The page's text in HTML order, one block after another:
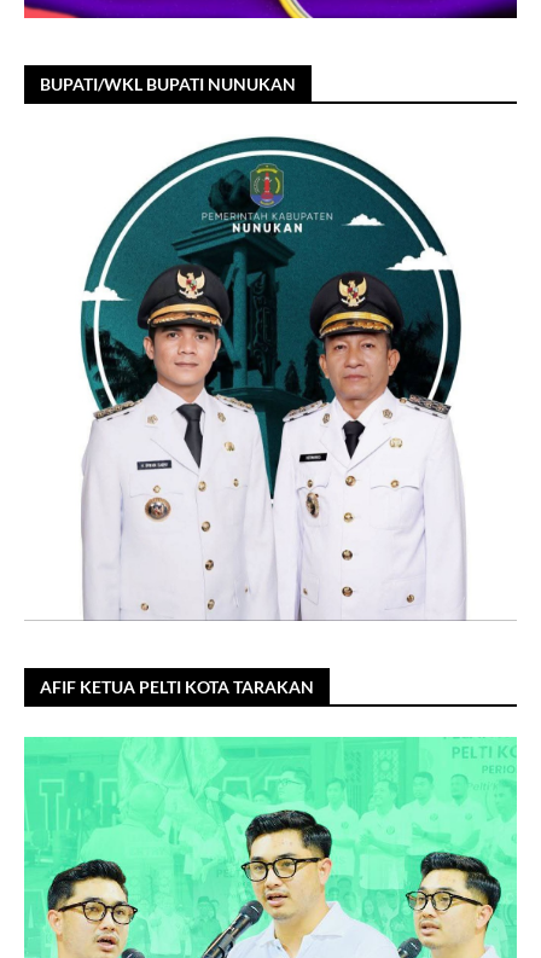
BUPATI/WKL BUPATI NUNUKAN
AFIF KETUA PELTI KOTA TARAKAN